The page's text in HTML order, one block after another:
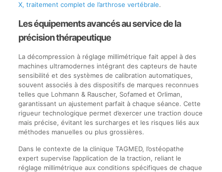
X, traitement complet de l’arthrose vertébrale.
Les équipements avancés au service de la
précision thérapeutique
La décompression à réglage millimétrique fait appel à des
machines ultramodernes intégrant des capteurs de haute
sensibilité et des systèmes de calibration automatiques,
souvent associés à des dispositifs de marques reconnues
telles que Lohmann & Rauscher, Sofamed et Orliman,
garantissant un ajustement parfait à chaque séance. Cette
rigueur technologique permet d’exercer une traction douce
mais précise, évitant les surcharges et les risques liés aux
méthodes manuelles ou plus grossières.
Dans le contexte de la clinique TAGMED, l’ostéopathe
expert supervise l’application de la traction, reliant le
réglage millimétrique aux conditions spécifiques de chaque